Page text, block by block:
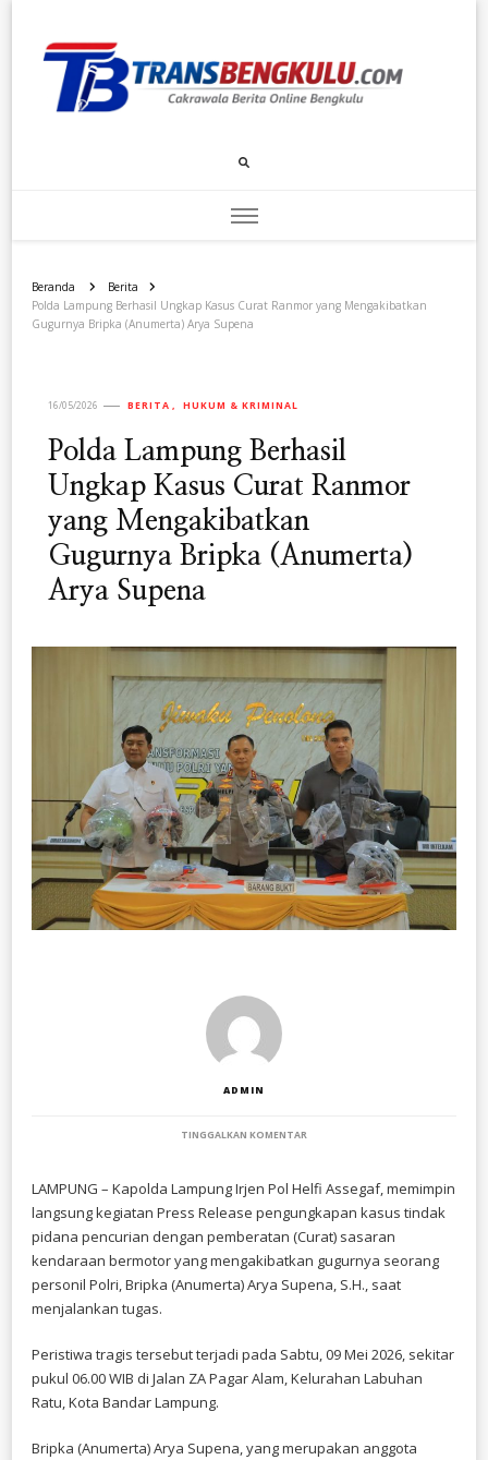
Transbengkulu.com
Beranda
Berita
Polda Lampung Berhasil Ungkap Kasus Curat Ranmor yang Mengakibatkan
Gugurnya Bripka (Anumerta) Arya Supena
16/05/2026 BERITA HUKUM & KRIMINAL
Polda Lampung Berhasil
Ungkap Kasus Curat Ranmor
yang Mengakibatkan
Gugurnya Bripka (Anumerta)
Arya Supena
ADMIN
TINGGALKAN KOMENTAR
BERHASIL
KASUS
CURAT
RANMOR
YANG
MENGAKIBATKAN
SUPENA
LAMPUNG – Kapolda Lampung Irjen Pol Helfi Assegaf, memimpin
langsung kegiatan Press Release pengungkapan kasus tindak
pidana pencurian dengan pemberatan (Curat) sasaran
kendaraan bermotor yang mengakibatkan gugurnya seorang
personil Polri, Bripka (Anumerta) Arya Supena, S.H., saat
menjalankan tugas.
Peristiwa tragis tersebut terjadi pada Sabtu, 09 Mei 2026, sekitar
pukul 06.00 WIB di Jalan ZA Pagar Alam, Kelurahan Labuhan
Ratu, Kota Bandar Lampung.
Bripka (Anumerta) Arya Supena, yang merupakan anggota